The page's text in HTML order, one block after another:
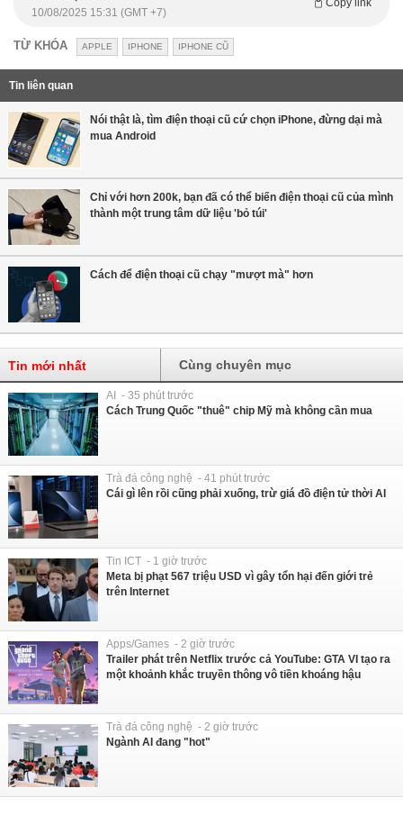
Copy link
10/08/2025 15:31 (GMT +7)
TỪ KHÓA APPLE IPHONE IPHONE CŨ
Tin liên quan
Nói thật là, tìm điện thoại cũ cứ chọn iPhone, đừng dại mà
mua Android
Chỉ với hơn 200k, bạn đã có thể biến điện thoại cũ của mình
thành một trung tâm dữ liệu 'bỏ túi'
Cách để điện thoại cũ chạy "mượt mà" hơn
Tin mới nhất Cùng chuyên mục
AI - 35 phút trước
Cách Trung Quốc "thuê" chip Mỹ mà không cần mua
Trà đá công nghệ - 41 phút trước
Cái gì lên rồi cũng phải xuống, trừ giá đồ điện tử thời AI
Tin ICT - 1 giờ trước
Meta bị phạt 567 triệu USD vì gây tổn hại đến giới trẻ
trên Internet
Apps/Games - 2 giờ trước
Trailer phát trên Netflix trước cả YouTube: GTA VI tạo ra
một khoảnh khắc truyền thông vô tiền khoáng hậu
Trà đá công nghệ - 2 giờ trước
Ngành AI đang "hot"